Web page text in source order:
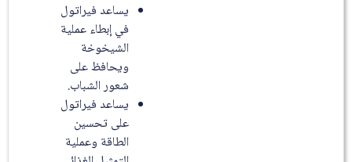
يساعد فيراتول
في إبطاء عملية
الشيخوخة
ويحافظ على
شعور الشباب.
يساعد فيراتول
على تحسين
الطاقة وعملية